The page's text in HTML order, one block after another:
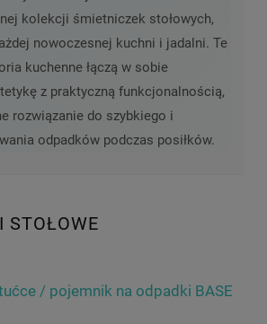
kolekcji śmietniczek stołowych,
nowoczesnej kuchni i jadalni. Te
kuchenne łączą w sobie
z praktyczną funkcjonalnością,
rozwiązanie do szybkiego i
odpadków podczas posiłków.
STOŁOWE
/ pojemnik na odpadki BASE